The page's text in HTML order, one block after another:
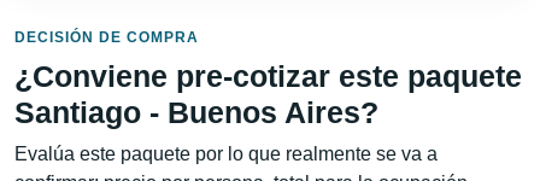
DECISIÓN DE COMPRA
¿Conviene pre-cotizar este paquete
Santiago - Buenos Aires?
Evalúa este paquete por lo que realmente se va a